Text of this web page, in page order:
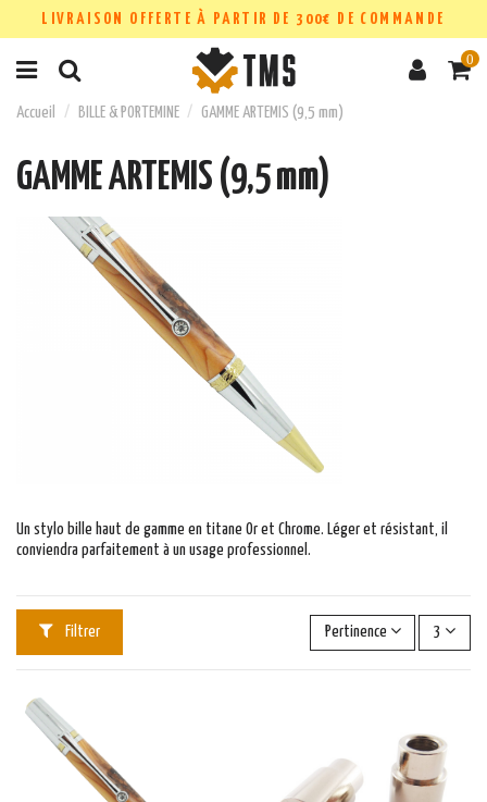
LIVRAISON OFFERTE À PARTIR DE 300€ DE COMMANDE
0
Accueil BILLE & PORTEMINE GAMME ARTEMIS (9,5 mm)
GAMME ARTEMIS (9,5 mm)
Un stylo bille haut de gamme en titane Or et Chrome. Léger et résistant, il
conviendra parfaitement à un usage professionnel.
Filtrer Pertinence 3